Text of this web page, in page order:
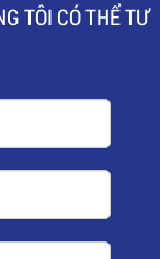
TÔI CÓ THỂ TƯ